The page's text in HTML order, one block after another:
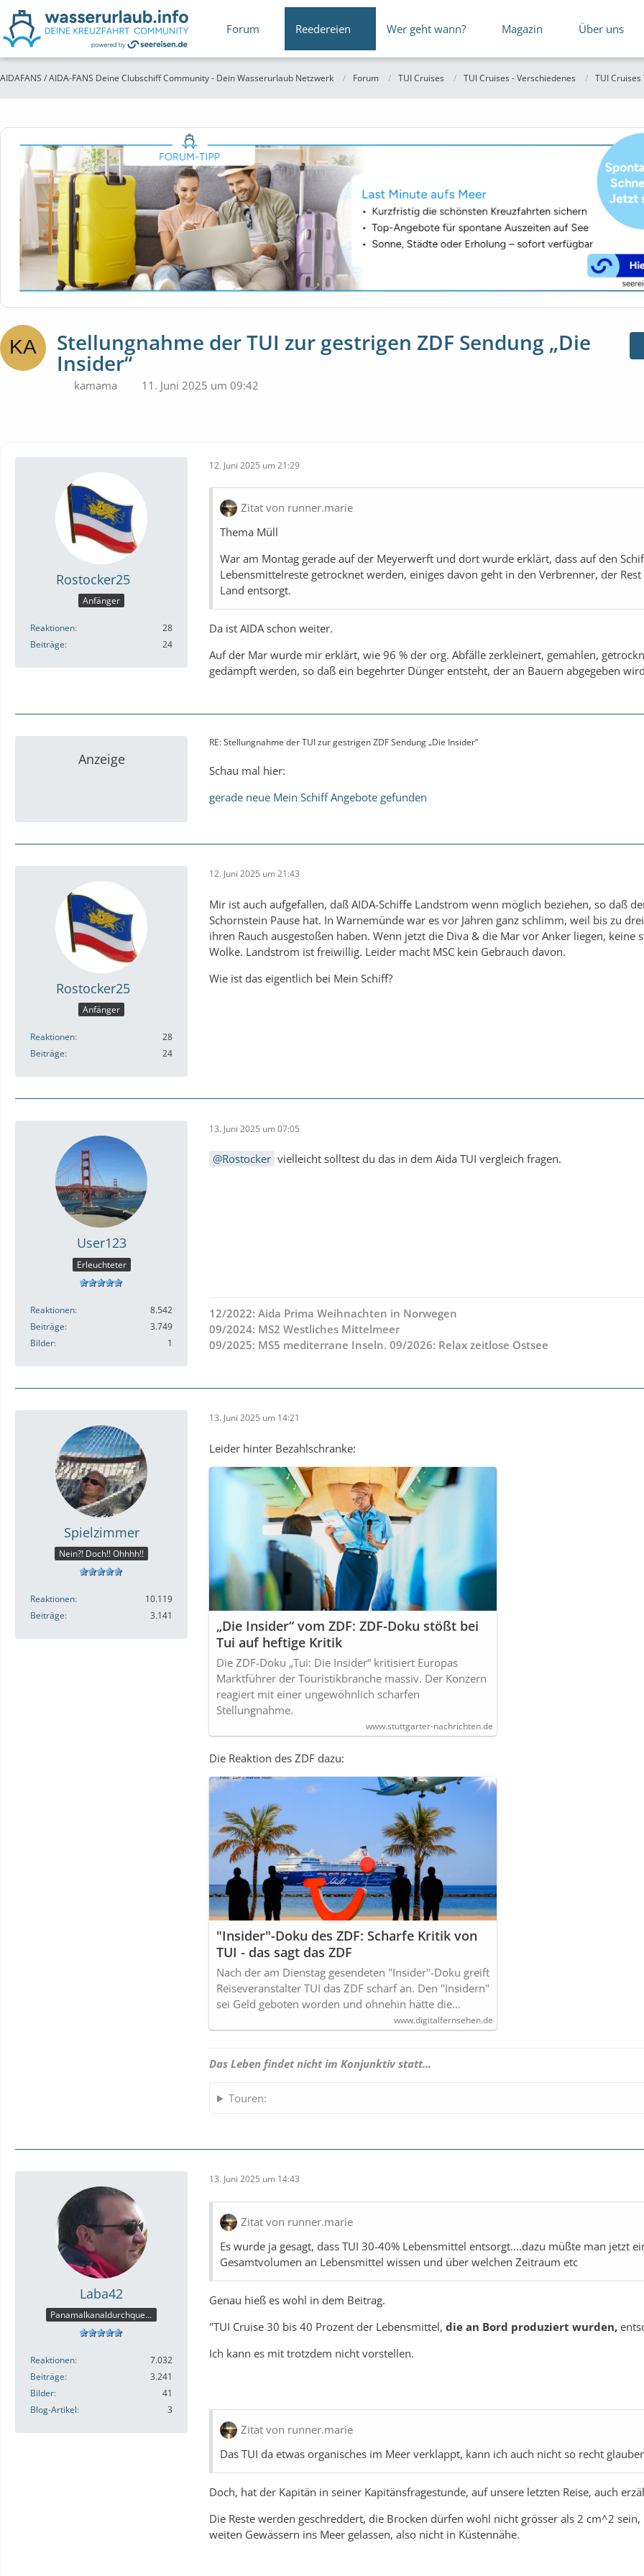
Forum Reedereien Wer geht wann? Magazin Über uns
AIDAFANS / AIDA-FANS Deine Clubschiff Community - Dein Wasserurlaub Netzwerk Forum TUI Cruises TUI Cruises - Verschiedenes TUI Cruises
Stellungnahme der TUI zur gestrigen ZDF Sendung „Die
Insider“
kamama 11. Juni 2025 um 09:42
Rostocker25
Anfänger
Reaktionen
28
Beiträge
24
12. Juni 2025 um 21:29
Zitat von runner.marie
Thema Müll
War am Montag gerade auf der Meyerwerft und dort wurde erklärt, dass auf den
Lebensmittelreste getrocknet werden, einiges davon geht in den Verbrenner, der
Land entsorgt.
Da ist AIDA schon weiter.
Auf der Mar wurde mir erklärt, wie 96 % der org. Abfälle zerkleinert, gemahlen,
gedämpft werden, so daß ein begehrter Dünger entsteht, der an Bauern abgegeben
Anzeige
RE: Stellungnahme der TUI zur gestrigen ZDF Sendung „Die Insider“
Schau mal hier:
gerade neue Mein Schiff Angebote gefunden
Rostocker25
Anfänger
Reaktionen
28
Beiträge
24
12. Juni 2025 um 21:43
Mir ist auch aufgefallen, daß AIDA-Schiffe Landstrom wenn möglich beziehen, so daß
Schornstein Pause hat. In Warnemünde war es vor Jahren ganz schlimm, weil bis zu
ihren Rauch ausgestoßen haben. Wenn jetzt die Diva & die Mar vor Anker liegen, keine
Wolke. Landstrom ist freiwillig. Leider macht MSC kein Gebrauch davon.
Wie ist das eigentlich bei Mein Schiff?
User123
Erleuchteter
Reaktionen
8.542
Beiträge
3.749
Bilder
1
13. Juni 2025 um 07:05
Rostocker vielleicht solltest du das in dem Aida TUI vergleich fragen.
12/2022: Aida Prima Weihnachten in Norwegen
09/2024: MS2 Westliches Mittelmeer
09/2025: MS5 mediterrane Inseln. 09/2026: Relax zeitlose Ostsee
Spielzimmer
Nein?! Doch!! Ohhhh!!
Reaktionen
10.119
Beiträge
3.141
13. Juni 2025 um 14:21
Leider hinter Bezahlschranke:
„Die Insider“ vom ZDF: ZDF-Doku stößt bei
Tui auf heftige Kritik
Die ZDF-Doku „Tui: Die Insider“ kritisiert Europas
Marktführer der Touristikbranche massiv. Der Konzern
reagiert mit einer ungewöhnlich scharfen
Stellungnahme.
www.stuttgarter-nachrichten.de
Die Reaktion des ZDF dazu:
"Insider"-Doku des ZDF: Scharfe Kritik von
TUI - das sagt das ZDF
Nach der am Dienstag gesendeten "Insider"-Doku greift
Reiseveranstalter TUI das ZDF scharf an. Den "Insidern"
sei Geld geboten worden und ohnehin hätte die…
www.digitalfernsehen.de
Das Leben findet nicht im Konjunktiv statt...
Touren:
Laba42
Panamalkanaldurchquerer
Reaktionen
7.032
Beiträge
3.241
Bilder
41
Blog-Artikel
3
13. Juni 2025 um 14:43
Zitat von runner.marie
Es wurde ja gesagt, dass TUI 30-40% Lebensmittel entsorgt....dazu müßte man jetzt
Gesamtvolumen an Lebensmittel wissen und über welchen Zeitraum etc
Genau hieß es wohl in dem Beitrag.
"TUI Cruise 30 bis 40 Prozent der Lebensmittel, die an Bord produziert wurden,
Ich kann es mit trotzdem nicht vorstellen.
Zitat von runner.marie
Das TUI da etwas organisches im Meer verklappt, kann ich auch nicht so recht
Doch, hat der Kapitän in seiner Kapitänsfragestunde, auf unsere letzten Reise, auch
Die Reste werden geschreddert, die Brocken dürfen wohl nicht grösser als 2 cm^2
weiten Gewässern ins Meer gelassen, also nicht in Küstennähe.